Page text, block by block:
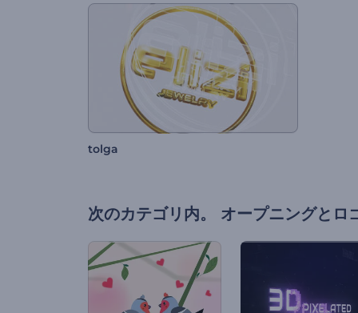
tolga
次のカテゴリ内。 オープニングとロ